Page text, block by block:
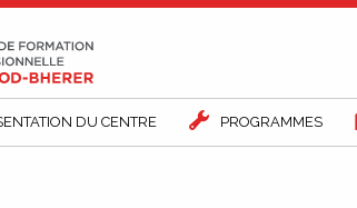
DU CENTRE PROGRAMMES